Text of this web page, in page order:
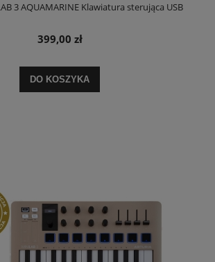
3 AQUAMARINE Klawiatura sterująca USB
399,00 zł
DO KOSZYKA